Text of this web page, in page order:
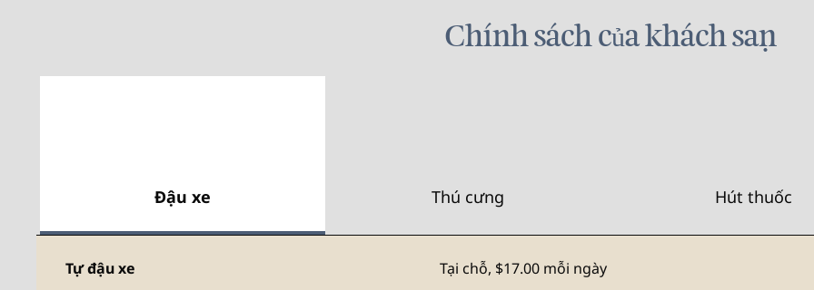
Chính sách của khách sạn
Đậu xe Thú cưng Hút thuốc
Tự đậu xe Tại chỗ, $17.00 mỗi ngày